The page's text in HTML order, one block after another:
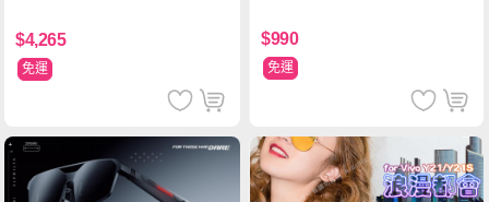
$4,265
免運
$990
免運